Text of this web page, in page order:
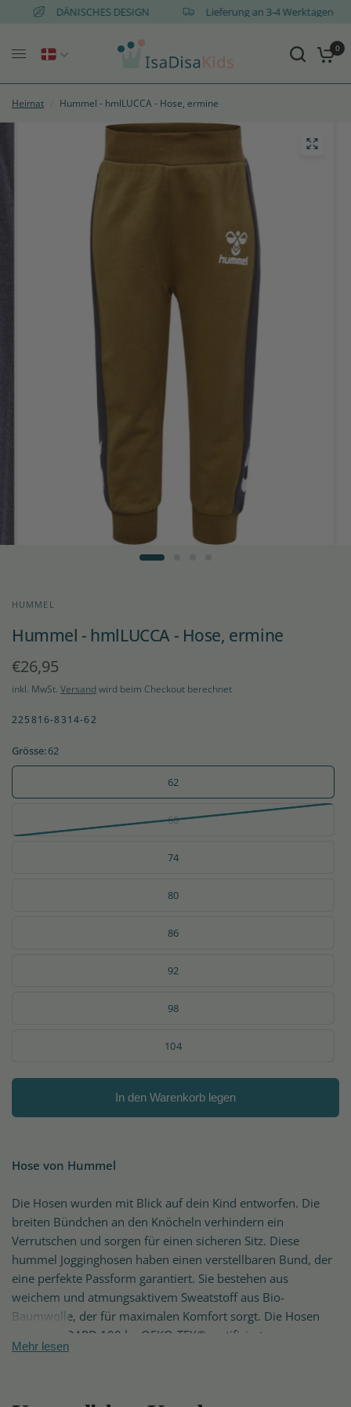
DÄNISCHES DESIGN Lieferung an 3-4 Werktagen
0
Heimat Hummel - hmlLUCCA - Hose, ermine
HUMMEL
Hummel - hmlLUCCA - Hose, ermine
€26,95
inkl. MwSt. Versand wird beim Checkout berechnet
225816-8314-62
Grösse:62
62
68
74
80
86
92
98
104
In den Warenkorb legen
Hose von Hummel
Die Hosen wurden mit Blick auf dein Kind entworfen. Die
breiten Bündchen an den Knöcheln verhindern ein
Verrutschen und sorgen für einen sicheren Sitz. Diese
hummel Jogginghosen haben einen verstellbaren Bund, der
eine perfekte Passform garantiert. Sie bestehen aus
weichem und atmungsaktivem Sweatstoff aus Bio-
Baumwolle, der für maximalen Komfort sorgt. Die Hosen
sind STANDARD 100 by OEKO-TEX® zertifiziert, was
bedeutet, dass bei der Herstellung keine schädlichen
Mehr lesen